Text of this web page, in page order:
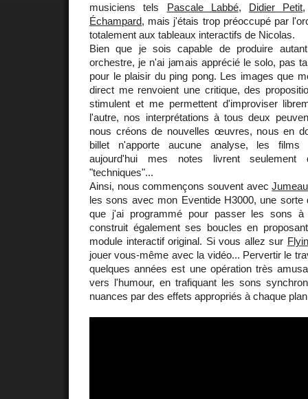
musiciens tels Pascale Labbé, Didier Petit
Échampard, mais j'étais trop préoccupé par
totalement aux tableaux interactifs de Nicolas.
Bien que je sois capable de produire
orchestre, je n'ai jamais apprécié le solo, pas
pour le plaisir du ping pong. Les images que
direct me renvoient une critique, des
stimulent et me permettent d'improviser
l'autre, nos interprétations à tous deux
nous créons de nouvelles œuvres, nous en
billet n'apporte aucune analyse, les films
aujourd'hui mes notes livrent seulement
"techniques"...
Ainsi, nous commençons souvent avec
les sons avec mon Eventide H3000, une sorte
que j'ai programmé pour passer les sons à
construit également ses boucles en
module interactif original. Si vous allez sur
jouer vous-même avec la vidéo... Pervertir le
quelques années est une opération très
vers l'humour, en trafiquant les sons
nuances par des effets appropriés à chaque